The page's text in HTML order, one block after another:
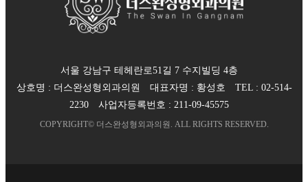
서울 강남구 테헤란로51길 7 수지빌딩 4층
상호명 : 더스완성형외과의원 대표자명 : 황성호 TEL : 02-514-
2230
사업자등록번호 : 211-09-45575
COPYRIGHT© 더스완성형외과의원 . ALL RIGHTS RESERVED.